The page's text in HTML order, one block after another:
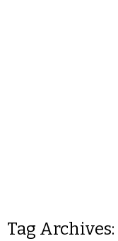
Tag Archives: